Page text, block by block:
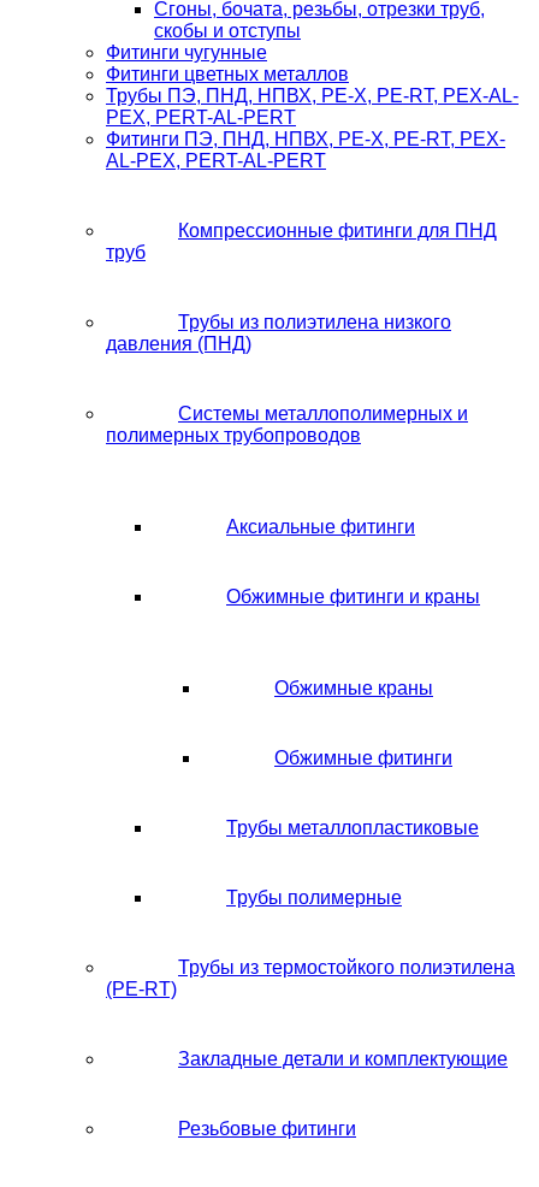
Сгоны, бочата, резьбы, отрезки труб,
скобы и отступы
Фитинги чугунные
Фитинги цветных металлов
Трубы ПЭ, ПНД, НПВХ, PE-X, PE-RT, PEX-AL-
PEX, PERT-AL-PERT
Фитинги ПЭ, ПНД, НПВХ, PE-X, PE-RT, PEX-
AL-PEX, PERT-AL-PERT
Компрессионные фитинги для ПНД
труб
Трубы из полиэтилена низкого
давления (ПНД)
Системы металлополимерных и
полимерных трубопроводов
Аксиальные фитинги
Обжимные фитинги и краны
Обжимные краны
Обжимные фитинги
Трубы металлопластиковые
Трубы полимерные
Трубы из термостойкого полиэтилена
(PE-RT)
Закладные детали и комплектующие
Резьбовые фитинги